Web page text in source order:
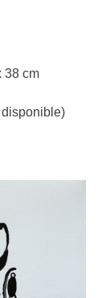
38 cm